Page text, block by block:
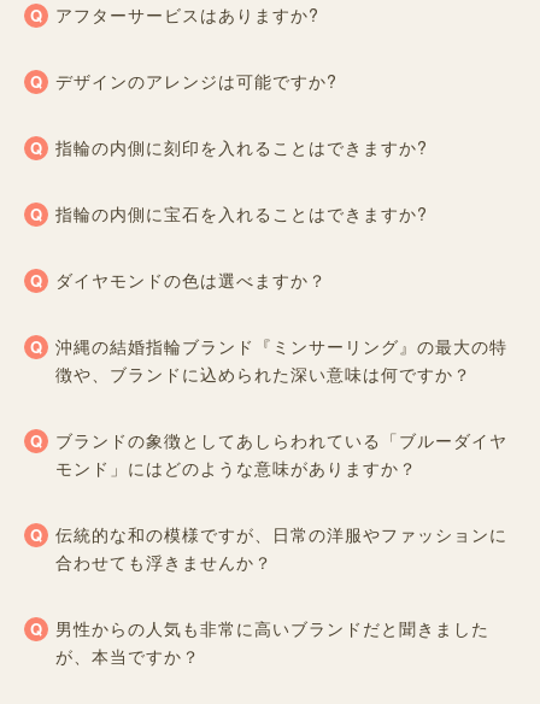
アフターサービスはありますか?
デザインのアレンジは可能ですか?
指輪の内側に刻印を入れることはできますか?
指輪の内側に宝石を入れることはできますか?
ダイヤモンドの色は選べますか？
沖縄の結婚指輪ブランド『ミンサーリング』の最大の特
徴や、ブランドに込められた深い意味は何ですか？
ブランドの象徴としてあしらわれている「ブルーダイヤ
モンド」にはどのような意味がありますか？
伝統的な和の模様ですが、日常の洋服やファッションに
合わせても浮きませんか？
男性からの人気も非常に高いブランドだと聞きました
が、本当ですか？